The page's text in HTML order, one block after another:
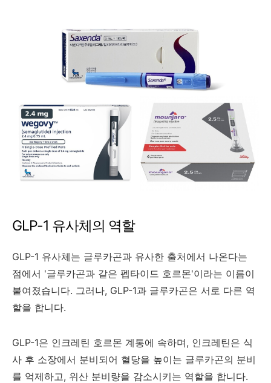
GLP-1 유사체의 역할
GLP-1 유사체는 글루카곤과 유사한 출처에서 나온다는
점에서 '글루카곤과 같은 펩타이드 호르몬'이라는 이름이
붙여졌습니다. 그러나, GLP-1과 글루카곤은 서로 다른 역
할을 합니다.
GLP-1은 인크레틴 호르몬 계통에 속하며, 인크레틴은 식
사 후 소장에서 분비되어 혈당을 높이는 글루카곤의 분비
를 억제하고, 위산 분비량을 감소시키는 역할을 합니다.